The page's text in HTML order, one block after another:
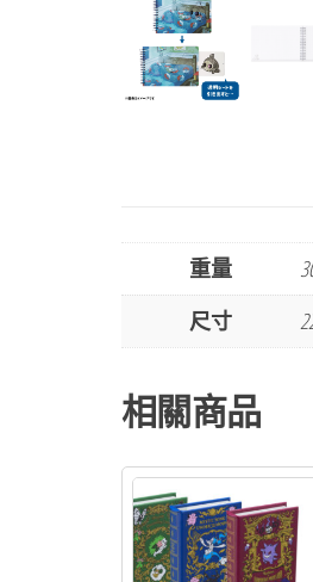
重量
尺寸
相關商品